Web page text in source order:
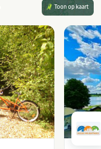
Toon op kaart